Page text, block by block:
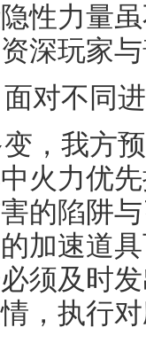
性力量
深玩家
对不同
，我方
火力优
的陷阱
加速道
须及时
，执行